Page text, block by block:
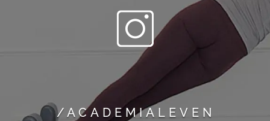
/ACADEMIALEVEN